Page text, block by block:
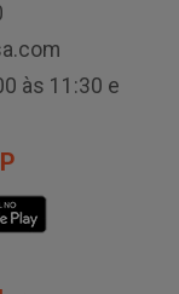
às 11:30 e